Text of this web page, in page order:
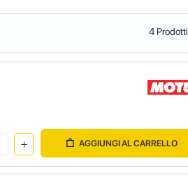
4 Prodotti
AGGIUNGI AL CARRELLO